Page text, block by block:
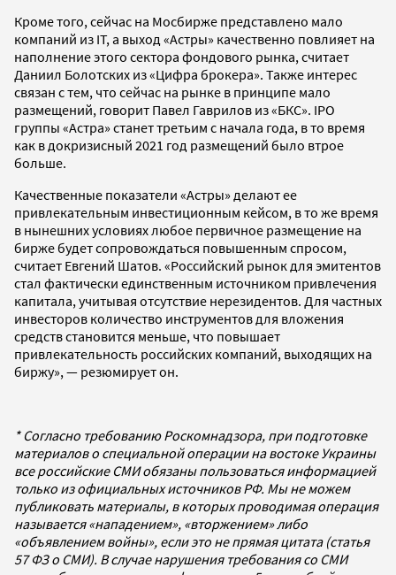
Кроме того, сейчас на Мосбирже представлено мало
компаний из IT, а выход «Астры» качественно повлияет на
наполнение этого сектора фондового рынка, считает
Даниил Болотских из «Цифра брокера». Также интерес
связан с тем, что сейчас на рынке в принципе мало
размещений, говорит Павел Гаврилов из «БКС». IPO
группы «Астра» станет третьим с начала года, в то время
как в докризисный 2021 год размещений было втрое
больше.
Качественные показатели «Астры» делают ее
привлекательным инвестиционным кейсом, в то же время
в нынешних условиях любое первичное размещение на
бирже будет сопровождаться повышенным спросом,
считает Евгений Шатов. «Российский рынок для эмитентов
стал фактически единственным источником привлечения
капитала, учитывая отсутствие нерезидентов. Для частных
инвесторов количество инструментов для вложения
средств становится меньше, что повышает
привлекательность российских компаний, выходящих на
биржу», — резюмирует он.
* Согласно требованию Роскомнадзора, при подготовке
материалов о специальной операции на востоке Украины
все российские СМИ обязаны пользоваться информацией
только из официальных источников РФ. Мы не можем
публиковать материалы, в которых проводимая операция
называется «нападением», «вторжением» либо
«объявлением войны», если это не прямая цитата (статья
57 ФЗ о СМИ). В случае нарушения требования со СМИ